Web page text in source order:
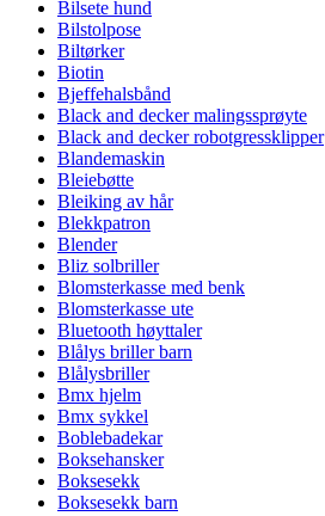
Bilsete hund
Bilstolpose
Biltørker
Biotin
Bjeffehalsbånd
Black and decker malingssprøyte
Black and decker robotgressklipper
Blandemaskin
Bleiebøtte
Bleiking av hår
Blekkpatron
Blender
Bliz solbriller
Blomsterkasse med benk
Blomsterkasse ute
Bluetooth høyttaler
Blålys briller barn
Blålysbriller
Bmx hjelm
Bmx sykkel
Boblebadekar
Boksehansker
Boksesekk
Boksesekk barn